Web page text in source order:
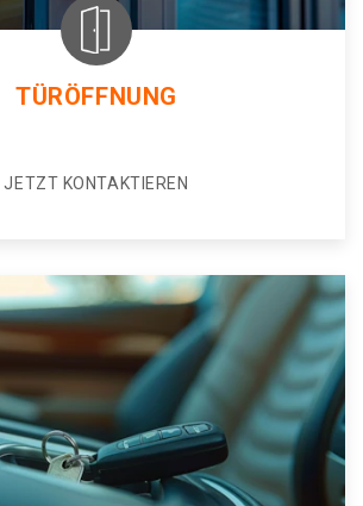
TÜRÖFFNUNG
JETZT KONTAKTIEREN